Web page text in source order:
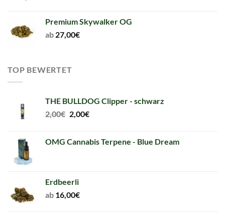
Premium Skywalker OG
ab 27,00€
TOP BEWERTET
THE BULLDOG Clipper - schwarz
2,00€ Original
2,00€.
2,00€Current
2,00€.
OMG Cannabis Terpene - Blue Dream
Erdbeerli
ab 16,00€